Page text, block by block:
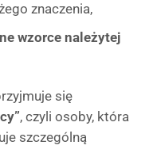
znaczenia,
wzorce należytej
się
, czyli osoby, która
szczególną